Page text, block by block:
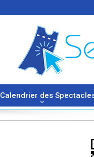
Calendrier des